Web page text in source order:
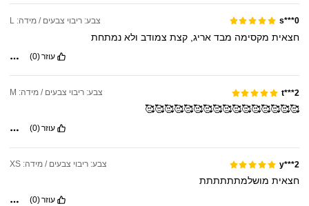
s***0 צבע: ריבוי צבעים / מידה: L
חצאית מקסימה מבדאריג,קצת צמודב ולאנמתחת
עוזר(0)
t***2 צבע: ריבוי צבעים / מידה: M
🥰🥰🥰🥰🥰🥰🥰🥰🥰🥰🥰🥰🥰🥰🥰🥰
עוזר(0)
y***2 צבע: ריבוי צבעים / מידה: XS
חצאית מושלמתתתתתת
עוזר(0)